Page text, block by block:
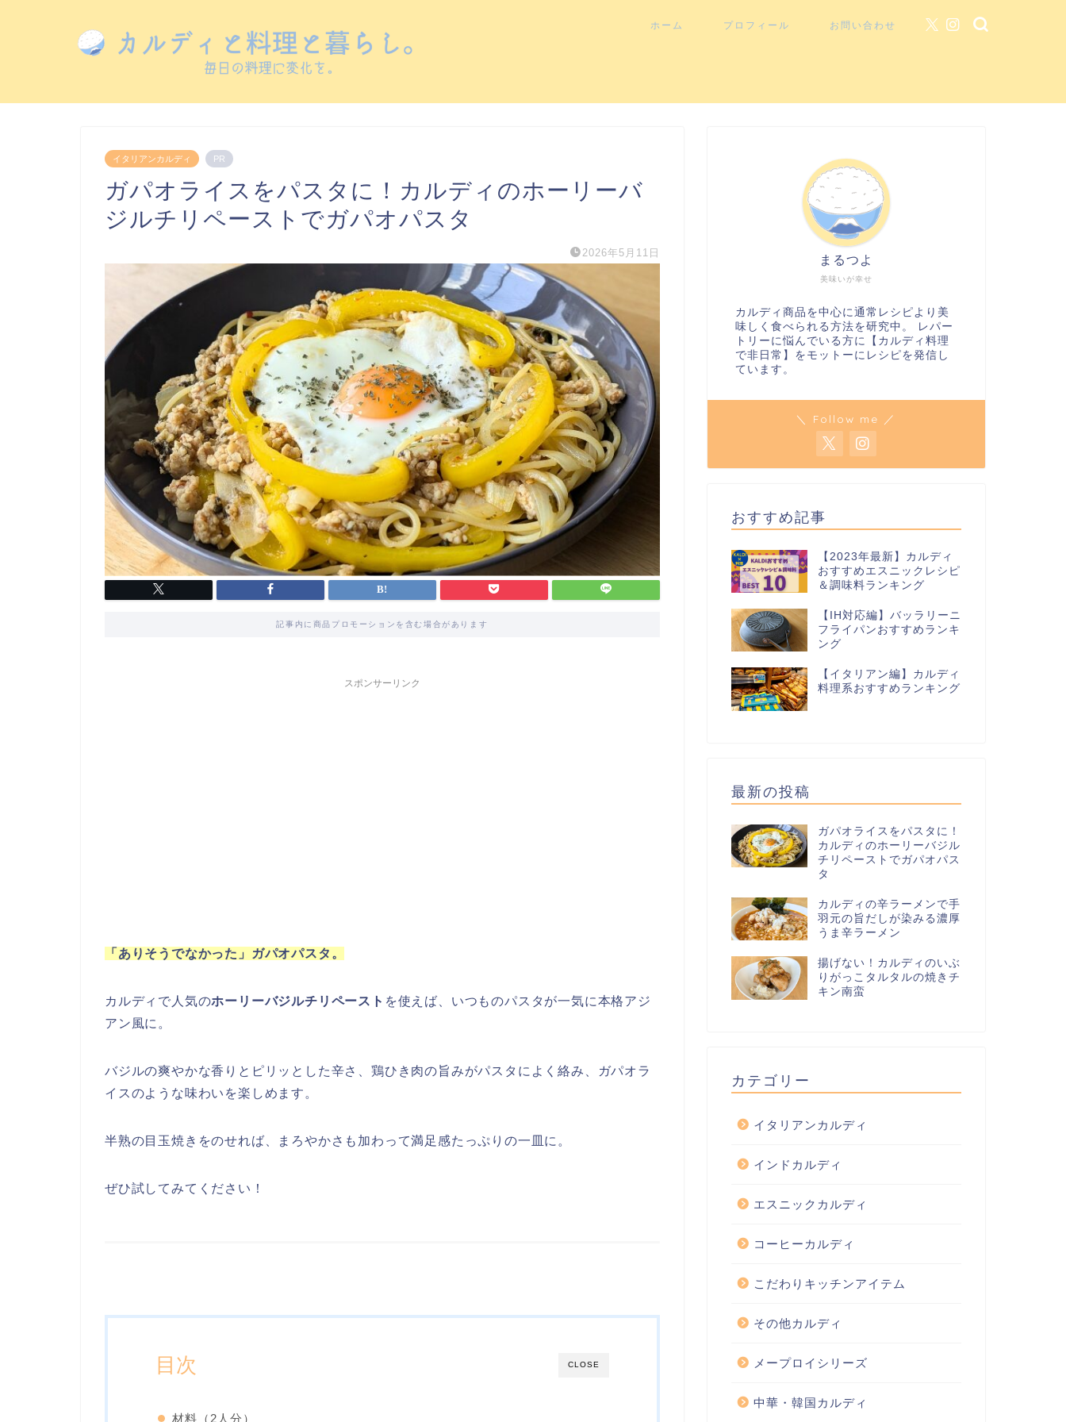
ホーム プロフィール お問い合わせ
イタリアンカルディ PR
ガパオライスをパスタに！カルディのホーリーバ
ジルチリペーストでガパオパスタ
2026年5月11日
記事内に商品プロモーションを含む場合があります
スポンサーリンク
「ありそうでなかった」ガパオパスタ。
カルディで人気のホーリーバジルチリペースト を使えば、いつものパスタが一気に本格アジ
アン風に。
バジルの爽やかな香りとピリッとした辛さ、鶏ひき肉の旨みがパスタによく絡み、ガパオラ
イスのような味わいを楽しめます。
半熟の目玉焼きをのせれば、まろやかさも加わって満足感たっぷりの一皿に。
ぜひ試してみてください！
CLOSE
目次
材料（2人分）
美味いが幸せ
まるつよ
カルディ商品を中心に通常レシピより美
味しく食べられる方法を研究中。 レパー
トリーに悩んでいる方に【カルディ料理
で非日常】をモットーにレシピを発信し
ています。
＼ Follow me ／
おすすめ記事
【2023年最新】カルディ
おすすめエスニックレシピ
＆調味料ランキング
【IH対応編】バッラリーニ
フライパンおすすめランキ
ング
【イタリアン編】カルディ
料理系おすすめランキング
最新の投稿
ガパオライスをパスタに！
カルディのホーリーバジル
チリペーストでガパオパス
タ
カルディの辛ラーメンで手
羽元の旨だしが染みる濃厚
うま辛ラーメン
揚げない！カルディのいぶ
りがっこタルタルの焼きチ
キン南蛮
カテゴリー
イタリアンカルディ
インドカルディ
エスニックカルディ
コーヒーカルディ
こだわりキッチンアイテム
その他カルディ
メープロイシリーズ
中華・韓国カルディ